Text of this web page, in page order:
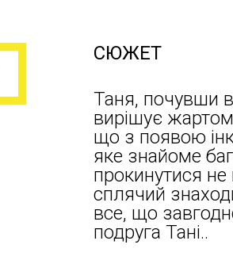
СЮЖЕТ
Таня, почувши
вирішує
що з появою
яке знайоме
прокинутися не
сплячий
все, що
подруга Тані..